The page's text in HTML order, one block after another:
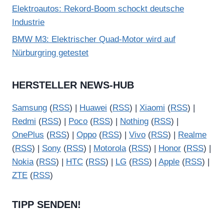
Elektroautos: Rekord-Boom schockt deutsche
Industrie
BMW M3: Elektrischer Quad-Motor wird auf
Nürburgring getestet
HERSTELLER NEWS-HUB
Samsung (RSS) | Huawei (RSS) | Xiaomi (RSS) |
Redmi (RSS) | Poco (RSS) | Nothing (RSS) |
OnePlus (RSS) | Oppo (RSS) | Vivo (RSS) |
Realme
(RSS) | Sony (RSS) | Motorola(RSS) | Honor (RSS) |
Nokia(RSS) | HTC (RSS) | LG (RSS) | Apple (RSS) |
ZTE (RSS)
TIPP SENDEN!